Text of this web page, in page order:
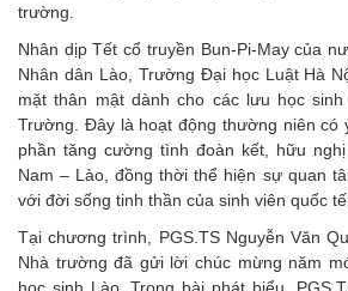
trường.
Nhân dịp Tết cổ truyền Bun-Pi-May của
Nhân dân Lào, Trường Đại học Luật Hà
mặt thân mật dành cho các lưu học
Trường. Đây là hoạt động thường niên có
phần tăng cường tình đoàn kết, hữu
Nam – Lào, đồng thời thể hiện sự quan
với đời sống tinh thần của sinh viên quốc tế.
Tại chương trình, PGS.TS Nguyễn Văn
Nhà trường đã gửi lời chúc mừng năm
học sinh Lào. Trong bài phát biểu,